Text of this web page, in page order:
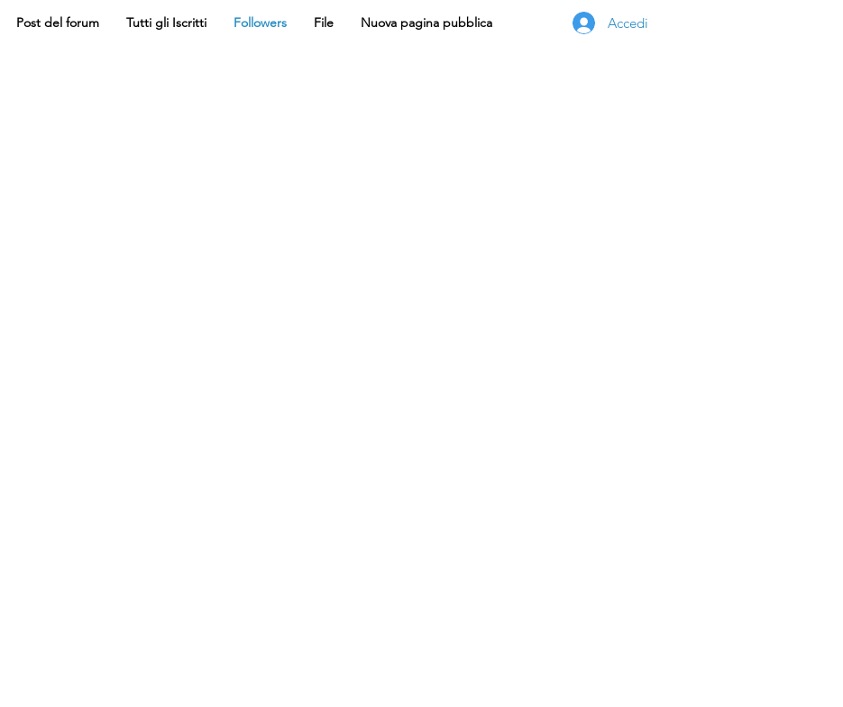
Post del forum Tutti gli Iscritti Followers File Nuova pagina pubblica Accedi